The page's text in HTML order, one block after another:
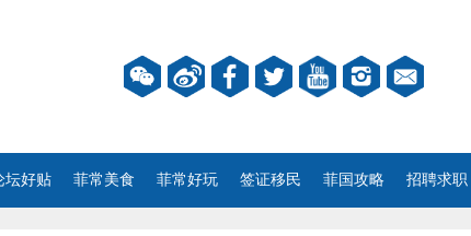
坛好贴 菲常美食 菲常好玩 签证移民 菲国攻略 招聘求职